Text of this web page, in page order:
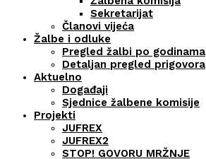
Sekretarijat
Članovi vijeća
Žalbe i odluke
Pregled žalbi po godinama
Detaljan pregled prigovora
Aktuelno
Događaji
Sjednice žalbene komisije
Projekti
JUFREX
JUFREX2
STOP! GOVORU MRŽNJE